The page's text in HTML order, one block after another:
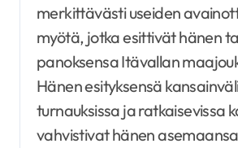
merkittävästi useiden
myötä, jotka esittivät hänen
panoksensa Itävallan
Hänen esityksensä
turnauksissa ja ratkaisevissa
vahvistivat hänen